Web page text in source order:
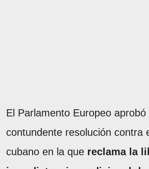
El Parlamento Europeo
contundente resolución contra
cubano en la que reclama la